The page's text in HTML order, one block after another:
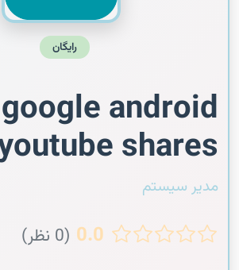
رایگان
android
shares
مدیر سیستم
0.0 (0 نظر)